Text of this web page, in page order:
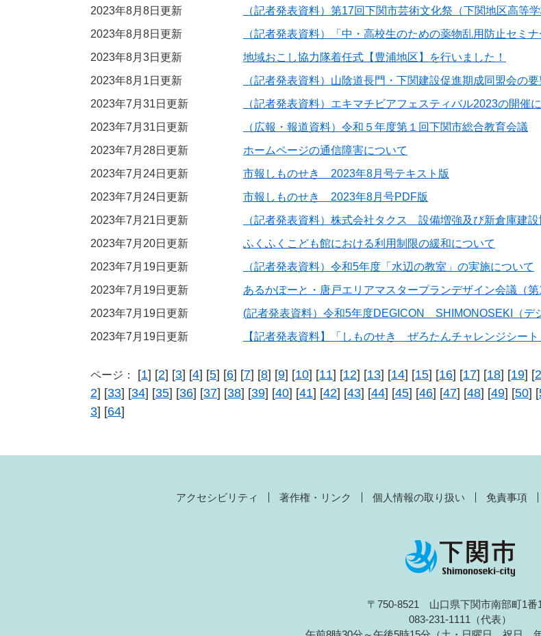
2023年8月8日更新
（記者発表資料）第17回下関市芸術文化祭（下関地区高等
2023年8月8日更新
（記者発表資料）「中・高校生のための薬物乱用防止セミ
2023年8月3日更新
地域おこし協力隊着任式【豊浦地区】を行いました！
2023年8月1日更新
（記者発表資料）山陰道長門・下関建設促進期成同盟会の
2023年7月31日更新
（記者発表資料）エキマチビアフェスティバル2023の開催
2023年7月31日更新
（広報・報道資料）令和５年度第１回下関市総合教育会議
2023年7月28日更新
ホームページの通信障害について
2023年7月24日更新
市報しものせき 2023年8月号テキスト版
2023年7月24日更新
市報しものせき 2023年8月号PDF版
2023年7月21日更新
（記者発表資料）株式会社タクス 設備増強及び新倉庫建
2023年7月20日更新
ふくふくこども館における利用制限の緩和について
2023年7月19日更新
（記者発表資料）令和5年度「水辺の教室」の実施について
2023年7月19日更新
あるかぽーと・唐戸エリアマスタープランデザイン会議（
2023年7月19日更新
(記者発表資料）令和5年度DEGICON SHIMONOSEKI（デ
2023年7月19日更新
【記者発表資料】「しものせき ぜろたんチャレンジシー
ページ： [1] [2] [3] [4] [5] [6] [7] [8] [9] [10] [11] [12] [13] [14] [15] [16] [17] [18] [19] [
2] [33] [34] [35] [36] [37] [38] [39] [40] [41] [42] [43] [44] [45] [46] [47] [48] [49] [50] [
3] [64]
アクセシビリティ 著作権・リンク 個人情報の取り扱い 免責事項
〒750-8521 山口県下関市南部町1番
083-231-1111（代表）